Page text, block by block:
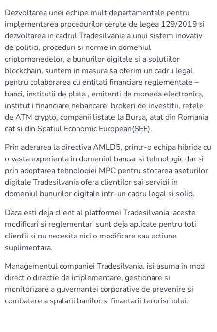
Dezvoltarea unei echipe multidepartamentale pentru
implementarea procedurilor cerute de legea 129/2019 si
dezvoltarea in cadrul Tradesilvania a unui sistem inovativ
de politici, proceduri si norme in domeniul
criptomonedelor, a bunurilor digitale si a solutiilor
blockchain, suntem in masura sa oferim un cadru legal
pentru colaborarea cu entitati financiare reglementate –
banci, institutii de plata , emitenti de moneda electronica,
institutii financiare nebancare, brokeri de investitii, retele
de ATM crypto, companii listate la Bursa, atat din Romania
cat si din Spatiul Economic European(SEE).
Prin aderarea la directiva AMLD5, printr-o echipa hibrida cu
o vasta experienta in domeniul bancar si tehnologic dar si
prin adoptarea tehnologiei MPC pentru stocarea aseturilor
digitale Tradesilvania ofera clientilor sai servicii in
domeniul bunurilor digitale intr-un cadru legal si solid.
Daca esti deja client al platformei Tradesilvania, aceste
modificari si reglementari sunt deja aplicate pentru toti
clientii si nu necesita nici o modificare sau actiune
suplimentara.
Managementul companiei Tradesilvania, isi asuma in mod
direct o directie de implementare, gestionare si
monitorizare a guvernantei corporative de prevenire si
combatere a spalarii banilor si finantarii terorismului.